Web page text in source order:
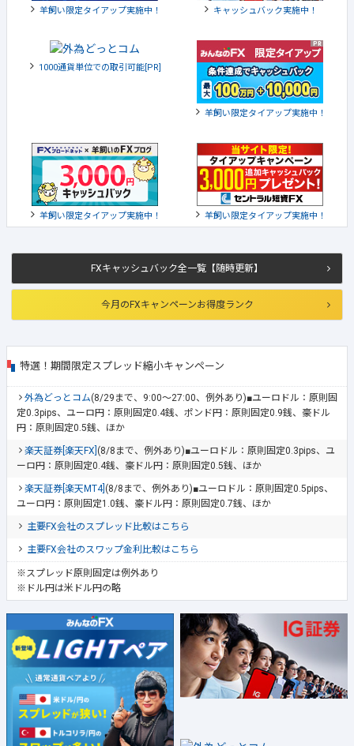
FXキャッシュバック全一覧【随時更新】
今月のFXキャンペーンお得度ランク
特選！期間限定スプレッド縮小キャンペーン
外為どっとコム(8/29まで、9:00～27:00、例外あり)■ユーロドル：原則固
定0.3pips、ユーロ円：原則固定0.4銭、ポンド円：原則固定0.9銭、豪ドル
円：原則固定0.5銭、ほか
楽天証券[楽天FX] (8/8まで、例外あり)■ユーロドル：原則固定0.3pips、ユ
ーロ円：原則固定0.4銭、豪ドル円：原則固定0.5銭、ほか
楽天証券[楽天MT4] (8/8まで、例外あり)■ユーロドル：原則固定0.5pips、
ユーロ円：原則固定1.0銭、豪ドル円：原則固定0.7銭、ほか
主要FX会社のスプレッド比較はこちら
主要FX会社のスワップ金利比較はこちら
※スプレッド原則固定は例外あり
※ドル円は米ドル円の略
羊飼い限定タイアップ実施中！ キャッシュバック実施中！
1000通貨単位での取引可能[PR]
羊飼い限定タイアップ実施中！
羊飼い限定タイアップ実施中！ 羊飼い限定タイアップ実施中！